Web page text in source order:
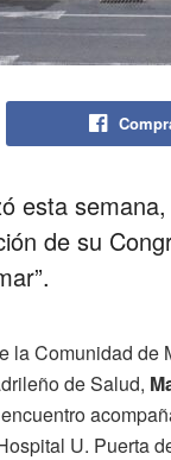
esta
de su
la Comunidad de
de Salud,
U. Puerta